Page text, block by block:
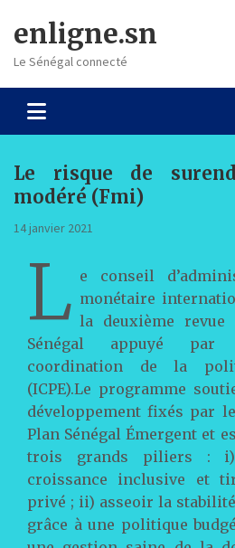
content
enligne.sn
Le Sénégal connecté
Le risque de
modéré (Fmi)
14 janvier 2021
L e conseil
monétaire
la deuxième revue
Sénégal appuyé par
coordination de la
(ICPE).Le programme
développement fixés par
Plan Sénégal Émergent et
trois grands piliers :
croissance inclusive et
privé ; ii) asseoir la
grâce à une politique